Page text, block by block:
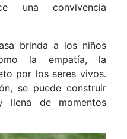
una convivencia
brinda a los niños
la empatía, la
por los seres vivos.
se puede construir
llena de momentos